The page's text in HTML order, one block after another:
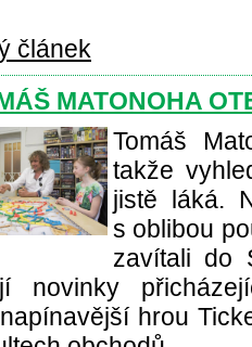
článek
MATONOHA
Tomáš
takže
jistě láká.
s oblibou
zavítali do
novinky
hrou